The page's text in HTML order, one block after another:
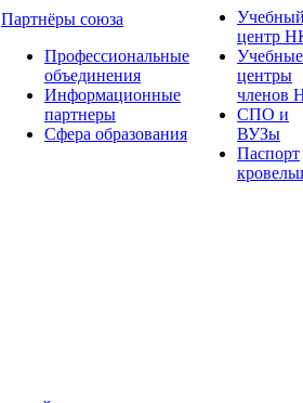
Партнёры союза
Профессиональные
объединения
Информационные
партнеры
Сфера образования
центр
Учебные
центры
членов
СПО и
ВУЗы
Паспорт